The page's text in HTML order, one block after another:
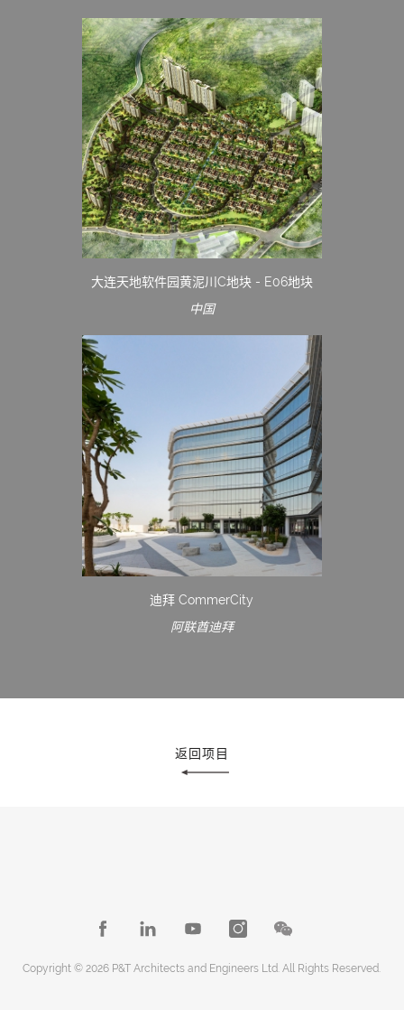
大连天地软件园黄泥川C地块 - E06地块
中国
迪拜 CommerCity
阿联酋迪拜
返回项目
Copyright © 2026 P&T Architects and Engineers Ltd. All Rights Reserved.